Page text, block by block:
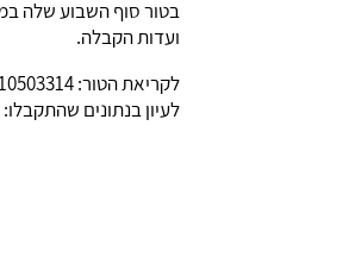
ועדות הקבלה.
לקריאת הטור: https://www.themarker.com/realestate/.premium.HIGHLIGHT-1.10503314
לעיון בנתונים שהתקבלו: